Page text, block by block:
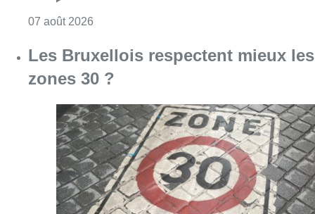
07 août 2026
Les Bruxellois respectent mieux les
zones 30 ?